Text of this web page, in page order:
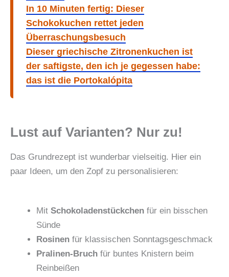
In 10 Minuten fertig: Dieser
Schokokuchen rettet jeden
Überraschungsbesuch
Dieser griechische Zitronenkuchen ist
der saftigste, den ich je gegessen habe:
das ist die Portokalópita
Lust auf Varianten? Nur zu!
Das Grundrezept ist wunderbar vielseitig. Hier ein
paar Ideen, um den Zopf zu personalisieren:
Mit Schokoladenstückchen für ein bisschen
Sünde
Rosinen für klassischen Sonntagsgeschmack
Pralinen-Bruch für buntes Knistern beim
Reinbeißen